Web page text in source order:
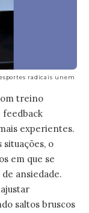
radicais unem
treino
feedback
experientes.
o
em que se
ansiedade.
saltos bruscos